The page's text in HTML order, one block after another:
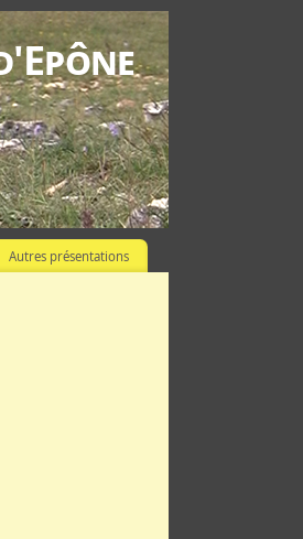
Autres présentations